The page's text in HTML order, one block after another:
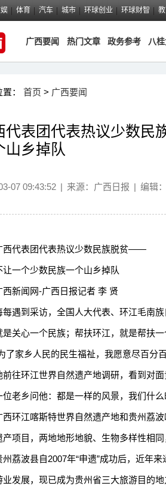
体育 汽车 城市 环球创业 环球财智
广西要闻 热门文章 政务参考 八
： 首页 > 广西要闻
代表团代表热议少数
山乡掉队
07 09:43:52 | 来源： 广西日报 | 编辑
表团代表热议少数民族脱贫——
个少数民族一个山乡掉队
闻网-广西日报记者 李 贤
到采访，全国人大代表、环江毛南族
是关心一个民族；帮扶环江，就是帮扶
家乡人民的民生福祉，我愿意尽百分
前往环江世界自然遗产地调研，看到对
位老乡问他：都是一样的风景，我们什
江喀斯特世界自然遗产地和贵州荔波
产项目，两地地形地貌、生物多样性相
州荔波县自2007年“申遗”成功后，近年
业发展，现已成为贵州省三大旅游目的